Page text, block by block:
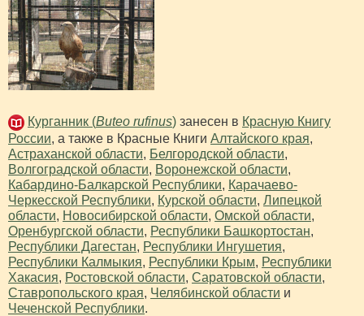
Курганник (Buteo rufinus) занесен в Красную Книгу
России, а также в Красные Книги Алтайского края,
Астраханской области, Белгородской области,
Волгоградской области, Воронежской области,
Кабардино-Балкарской Республики, Карачаево-
Черкесской Республики, Курской области, Липецкой
области, Новосибирской области, Омской области,
Оренбургской области, Республики Башкортостан,
Республики Дагестан, Республики Ингушетия,
Республики Калмыкия, Республики Крым, Республики
Хакасия, Ростовской области, Саратовской области,
Ставропольского края, Челябинской области и
Чеченской Республики.